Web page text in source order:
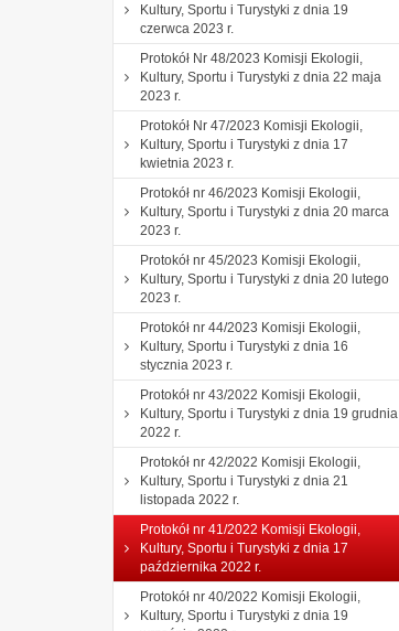
Kultury, Sportu i Turystyki z dnia 19
czerwca 2023 r.
Protokół Nr 48/2023 Komisji Ekologii,
Kultury, Sportu i Turystyki z dnia 22 maja
2023 r.
Protokół Nr 47/2023 Komisji Ekologii,
Kultury, Sportu i Turystyki z dnia 17
kwietnia 2023 r.
Protokół nr 46/2023 Komisji Ekologii,
Kultury, Sportu i Turystyki z dnia 20 marca
2023 r.
Protokół nr 45/2023 Komisji Ekologii,
Kultury, Sportu i Turystyki z dnia 20 lutego
2023 r.
Protokół nr 44/2023 Komisji Ekologii,
Kultury, Sportu i Turystyki z dnia 16
stycznia 2023 r.
Protokół nr 43/2022 Komisji Ekologii,
Kultury, Sportu i Turystyki z dnia 19 grudnia
2022 r.
Protokół nr 42/2022 Komisji Ekologii,
Kultury, Sportu i Turystyki z dnia 21
listopada 2022 r.
Protokół nr 41/2022 Komisji Ekologii,
Kultury, Sportu i Turystyki z dnia 17
października 2022 r.
Protokół nr 40/2022 Komisji Ekologii,
Kultury, Sportu i Turystyki z dnia 19